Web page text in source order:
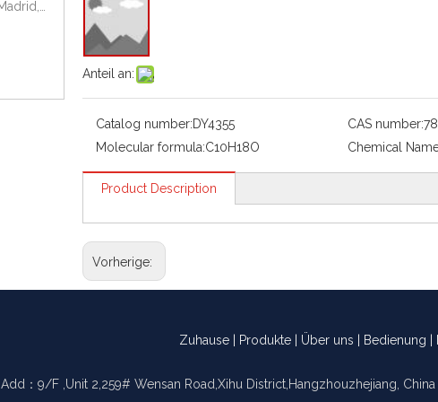
Anteil an:
Catalog number:DY4355 CAS number:
Molecular formula:C10H18O Chemical
Product Description
Vorherige:
Zuhause Produkte Über uns Bedienung
Add：9/F ,Unit 2,259# Wensan Road,Xihu District,Hangzhouzhejiang,